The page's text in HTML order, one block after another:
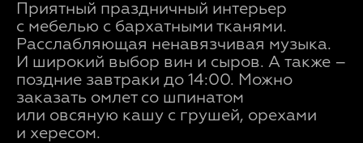
Приятный праздничный интерьер
с мебелью с бархатными тканями.
Расслабляющая ненавязчивая музыка.
И широкий выбор вин и сыров. А также –
поздние завтраки до 14:00. Можно
заказать омлет со шпинатом
или овсяную кашу с грушей, орехами
и хересом.